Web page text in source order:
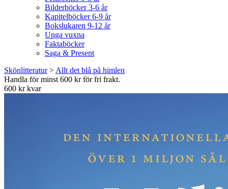
Bilderböcker 3-6 år
Kapitelböcker 6-9 år
Bokslukaren 9-12 år
Unga vuxna
Faktaböcker
Saga & Present
Skönlitteratur> Allt det blå på himlen
Handla för minst 600 kr för fri frakt.
600 kr kvar